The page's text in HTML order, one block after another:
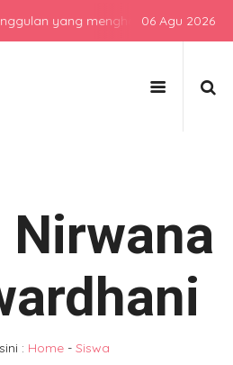
yang menghasilkan lulusan
06 Agu 2026
Nirwana
: Home - Siswa